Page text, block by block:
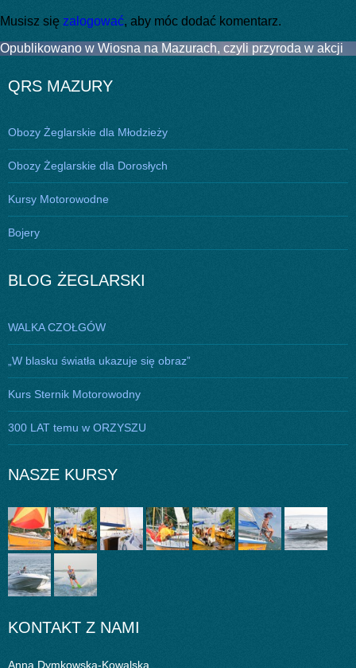
Musisz się zalogować, aby móc dodać komentarz.
Nawigacja
Opublikowano w Wiosna na Mazurach, czyli przyroda w akcji
QRS MAZURY
Obozy Żeglarskie dla Młodzieży
Obozy Żeglarskie dla Dorosłych
Kursy Motorowodne
Bojery
BLOG ŻEGLARSKI
WALKA CZOŁGÓW
„W blasku światła ukazuje się obraz”
Kurs Sternik Motorowodny
300 LAT temu w ORZYSZU
NASZE KURSY
KONTAKT Z NAMI
Anna Dymkowska-Kowalska